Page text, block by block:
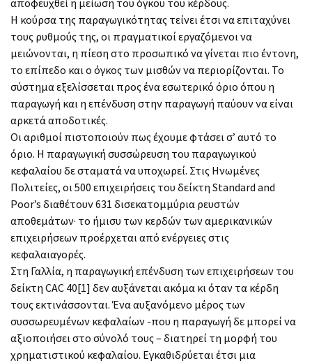
Η κούρσα της παραγωγικότητας τείνει έτσι να επιταχύνει
τους ρυθμούς της, οι πραγματικοί εργαζόμενοι να
μειώνονται, η πίεση στο προσωπικό να γίνεται πιο έντονη,
το επίπεδο και ο όγκος των μισθών να περιορίζονται. Το
σύστημα εξελίσσεται προς ένα εσωτερικό όριο όπου η
παραγωγή και η επένδυση στην παραγωγή παύουν να είναι
αρκετά αποδοτικές.
Οι αριθμοί πιστοποιούν πως έχουμε φτάσει σ’ αυτό το
όριο. Η παραγωγική συσσώρευση του παραγωγικού
κεφαλαίου δε σταματά να υποχωρεί. Στις Ηνωμένες
Πολιτείες, οι 500 επιχειρήσεις του δείκτη Standard and
Poor’s διαθέτουν 631 δισεκατομμύρια ρευστών
αποθεμάτων· το ήμισυ των κερδών των αμερικανικών
επιχειρήσεων προέρχεται από ενέργειες στις
κεφαλαιαγορές.
Στη Γαλλία, η παραγωγική επένδυση των επιχειρήσεων του
δείκτη CAC 40[1] δεν αυξάνεται ακόμα κι όταν τα κέρδη
τους εκτινάσσονται. Ένα αυξανόμενο μέρος των
συσσωρευμένων κεφαλαίων -που η παραγωγή δε μπορεί να
αξιοποιήσει στο σύνολό τους – διατηρεί τη μορφή του
χρηματιστικού κεφαλαίου. Εγκαθιδρύεται έτσι μια